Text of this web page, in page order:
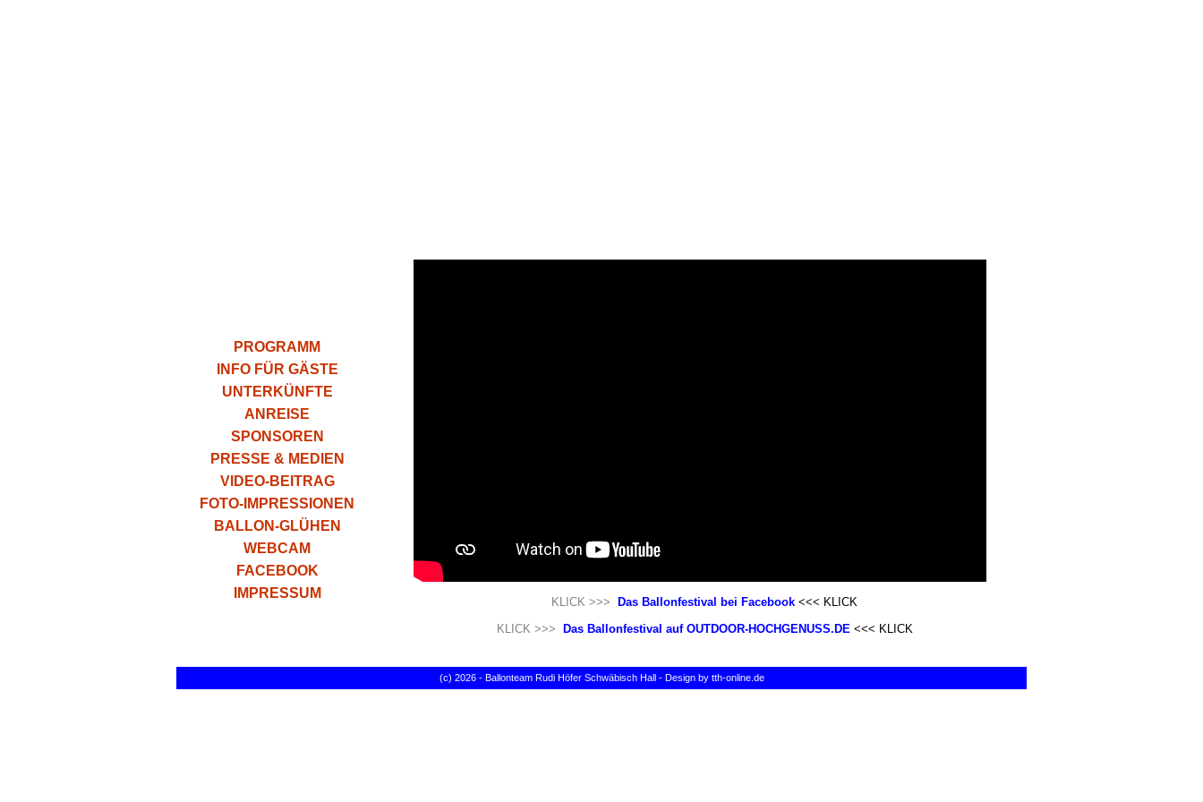
PROGRAMM
INFO FÜR GÄSTE
UNTERKÜNFTE
ANREISE
SPONSOREN
PRESSE & MEDIEN
VIDEO-BEITRAG
FOTO-IMPRESSIONEN
BALLON-GLÜHEN
WEBCAM
FACEBOOK
IMPRESSUM
KLICK >>> Das Ballonfestival bei Facebook <<< KLICK
KLICK >>>
Das Ballonfestival auf OUTDOOR-HOCHGENUSS.DE<<< KLICK
(c) 2026 - Ballonteam Rudi Höfer Schwäbisch Hall - Design by tth-online.de